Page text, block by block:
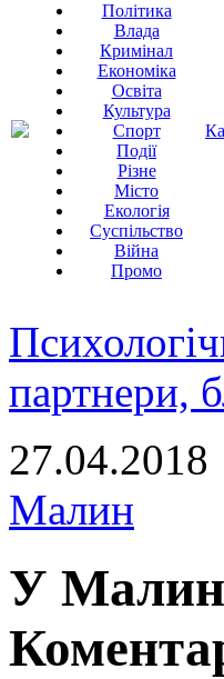
Політика
Влада
Кримінал
Економіка
Освіта
Культура
Спорт
Події
Різне
Місто
Екологія
Суспільство
Війна
Промо
партнери,
27.04.2018
Малин
У